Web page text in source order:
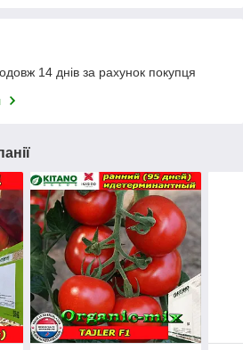
14 днів за рахунок покупця